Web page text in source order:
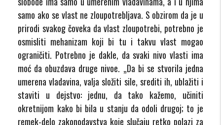
samo ako se vlast ne zloupotrebljava. S obzirom da je u
prirodi svakog čoveka da vlast zloupotrebi, potrebno je
osmisliti mehanizam koji bi tu i takvu vlast mogao
ograničiti. Potrebno je dakle, da svaki nivo vlasti ima
moć da obuzdava druge nivoe. „Da bi se stvorila jedna
umerena vladavina, valja složiti sile, srediti ih, ublažiti i
staviti u dejstvo: jednu, da tako kažemo, učiniti
okretnijom kako bi bila u stanju da odoli drugoj; to je
remek-delo zakonodavstva koje slučaju retko polazi za